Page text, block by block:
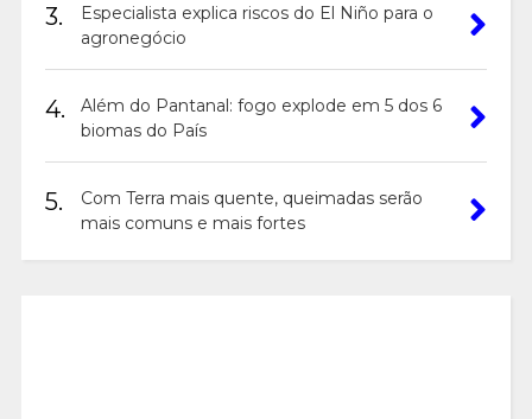
3.
Especialista explica riscos do El Niño para o
agronegócio
4.
Além do Pantanal: fogo explode em 5 dos 6
biomas do País
5.
Com Terra mais quente, queimadas serão
mais comuns e mais fortes